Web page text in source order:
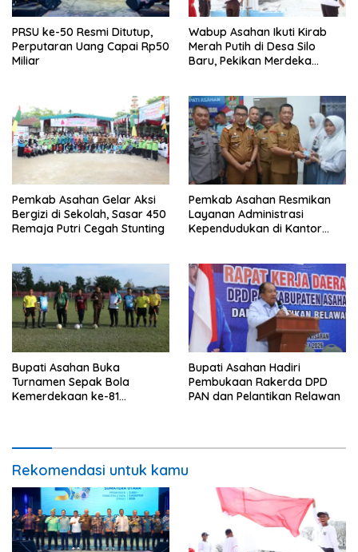
PRSU ke-50 Resmi Ditutup,
Perputaran Uang Capai Rp50
Miliar
Wabup Asahan Ikuti Kirab
Merah Putih di Desa Silo
Baru, Pekikan Merdeka
Pemkab Asahan Gelar Aksi
Bergizi di Sekolah, Sasar 450
Remaja Putri Cegah Stunting
Pemkab Asahan Resmikan
Layanan Administrasi
Kependudukan di Kantor
Bupati Asahan Buka
Turnamen Sepak Bola
Kemerdekaan ke-81
Bupati Asahan Hadiri
Pembukaan Rakerda DPD
PAN dan Pelantikan Relawan
Rekomendasi untuk kamu